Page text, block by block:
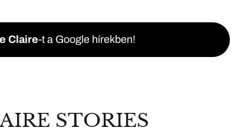
Claire-t a Google hírekben!
STORIES